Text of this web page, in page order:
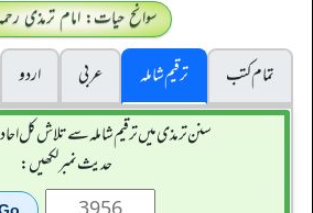
سوانح حیات: امام ترمذی
تمام کتب
ترقیم شاملہ عربی
اردو
سنن ترمذی میں ترقیم شاملہ سے تلاش کل
حدیث نمبر لکھیں: